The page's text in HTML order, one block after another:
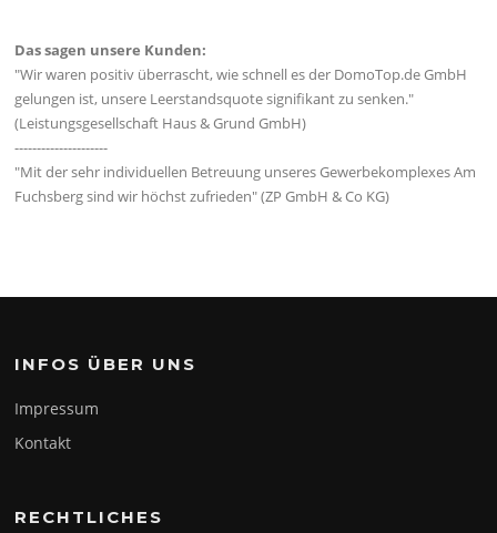
Das sagen unsere Kunden:
"Wir waren positiv überrascht, wie schnell es der DomoTop.de GmbH
gelungen ist, unsere Leerstandsquote signifikant zu senken."
(Leistungsgesellschaft Haus & Grund GmbH)
---------------------
"Mit der sehr individuellen Betreuung unseres Gewerbekomplexes Am
Fuchsberg sind wir höchst zufrieden" (ZP GmbH & Co KG)
INFOS ÜBER UNS
Impressum
Kontakt
RECHTLICHES